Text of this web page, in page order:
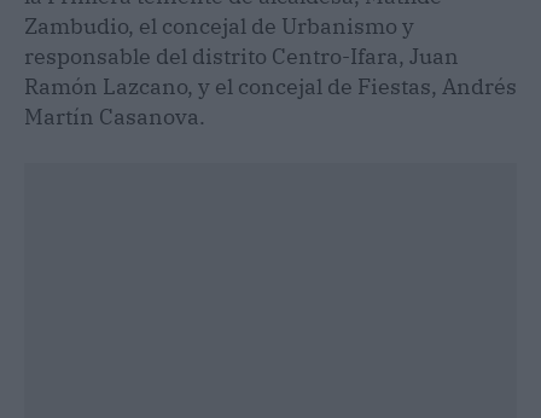
Zambudio, el concejal de Urbanismo y
responsable del distrito Centro-Ifara, Juan
Ramón Lazcano, y el concejal de Fiestas, Andrés
Martín Casanova.